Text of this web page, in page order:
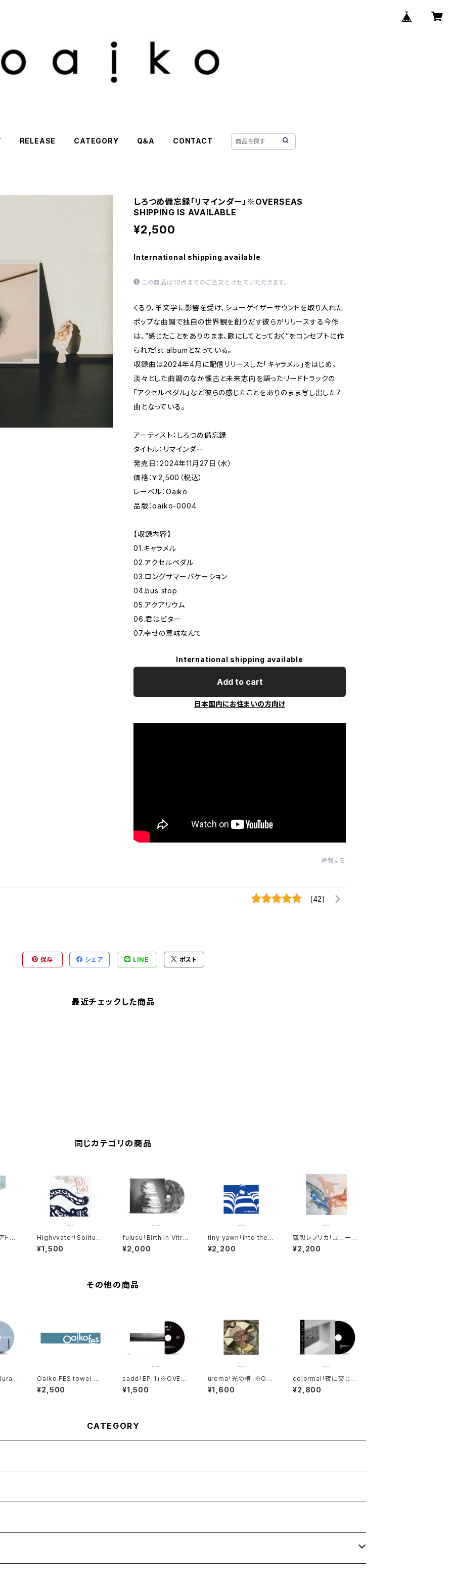
RELEASE CATEGORY Q＆A CONTACT
しろつめ備忘録「リマインダー」※OVERSEAS
SHIPPING IS AVAILABLE
¥2,500
International shipping available
この商品は10点までのご注文とさせていただきます。
くるり、羊文学に影響を受け、シューゲイザーサウンドを取り入れた
ポップな曲調で独自の世界観を創りだす彼らがリリースする今作
は、”感じたことをありのまま、歌にしてとっておく”をコンセプトに作
られた1st albumとなっている。
収録曲は2024年4月に配信リリースした「キャラメル」をはじめ、
淡々とした曲調のなか懐古と未来志向を語ったリードトラックの
「アクセルペダル」など彼らの感じたことをありのまま写し出した7
曲となっている。
アーティスト：しろつめ備忘録
タイトル：リマインダー
発売日：2024年11月27日（水）
価格：￥2,500（税込）
レーベル：Oaiko
品版：oaiko-0004
【収録内容】
01.キャラメル
02.アクセルペダル
03.ロングサマーバケーション
04.bus stop
05.アクアリウム
06.君はビター
07.幸せの意味なんて
International shipping available
Add to cart
日本国内にお住まいの方向け
通報する
(42)
保存 シェア LINE ポスト
最近チェックした商品
同じカテゴリの商品
トモ
Highvvater「Solitud
es」※OVERSEAS SH
IPPING IS AVAILABL
¥1,500
fulusu「Birth in Vitr
o」※OVERSEAS SHI
PPING IS AVAILABLE
¥2,000
tiny yawn「into the b
lue.」※OVERSEAS S
HIPPING IS AVAILAB
¥2,200
空想レプリカ「ユニーク
と破壊」※OVERSEAS
SHIPPING IS AVAILA
¥2,200
その他の商品
Oaiko FES towel ※
OVERSEAS SHIPPIN
G IS AVAILABLE
¥2,500
sadd「EP-1」※OVER
SEAS SHIPPING IS A
VAILABLE
¥1,500
urema「光の棺」※OV
ERSEAS SHIPPING I
S AVAILABLE
¥1,600
colormal「夜に交じる
人たち」※OVERSEAS
SHIPPING IS AVAILA
¥2,800
CATEGORY